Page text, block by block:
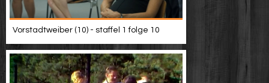
Vorstadtweiber (10) - staffel 1 folge 10